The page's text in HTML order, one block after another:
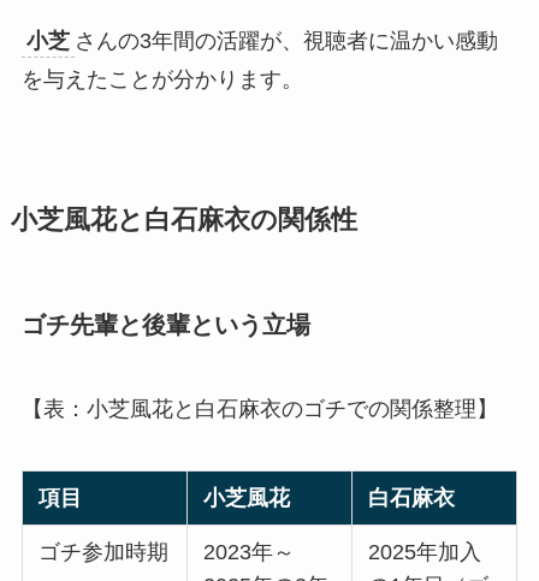
小芝 さんの3年間の活躍が、視聴者に温かい感動
を与えたことが分かります。
小芝風花と白石麻衣の関係性
ゴチ先輩と後輩という立場
【表：小芝風花と白石麻衣のゴチでの関係整理】
項目 小芝風花 白石麻衣
ゴチ参加時期
2023年～
2025年加入